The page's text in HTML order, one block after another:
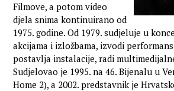
Filmove, a potom video
djela snima kontinuirano od
1975. godine. Od 1979. sudjeluje u
akcijama i izložbama, izvodi
postavlja instalacije, radi
Sudjelovao je 1995. na 46. Bijenalu u
Home 2), a 2002. predstavnik je